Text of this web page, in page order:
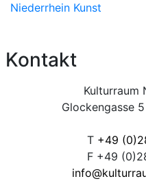
Niederrhein Kunst
Kontakt
Kulturraum
Glockengasse
T +49
F +49